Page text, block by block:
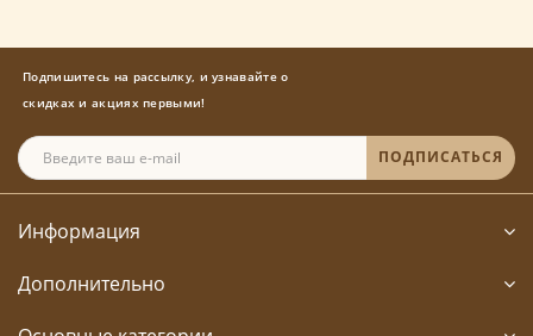
Подпишитесь на рассылку, и узнавайте о
скидках и акциях первыми!
ПОДПИСАТЬСЯ
Информация
Дополнительно